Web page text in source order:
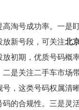
淘号成功率。一是
放新号段，可关注北
初期，优质号码概
是关注二手车市场
，这类号码权属清
的合规性。三是灵